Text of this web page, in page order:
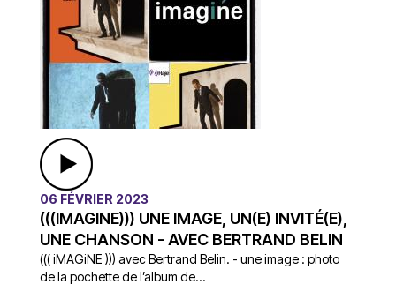
06 FÉVRIER 2023
(((IMAGINE))) UNE IMAGE, UN(E) INVITÉ(E),
UNE CHANSON - AVEC BERTRAND BELIN
((( iMAGiNE ))) avec Bertrand Belin. - une image : photo
de la pochette de l’album de...